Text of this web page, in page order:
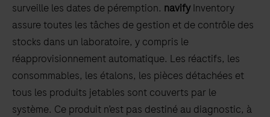
surveille les dates de péremption. navifyInventory
assure toutes les tâches de gestion et de contrôle des
stocks dans un laboratoire, y compris le
réapprovisionnement automatique. Les réactifs, les
consommables, les étalons, les pièces détachées et
tous les produits jetables sont couverts par le
système. Ce produit n’est pas destiné au diagnostic, à